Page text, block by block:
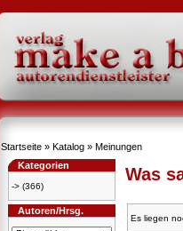
Startseite » Katalog » Meinungen
Kategorien
-> (366)
Autoren/Hrsg.
Was
Es liegen